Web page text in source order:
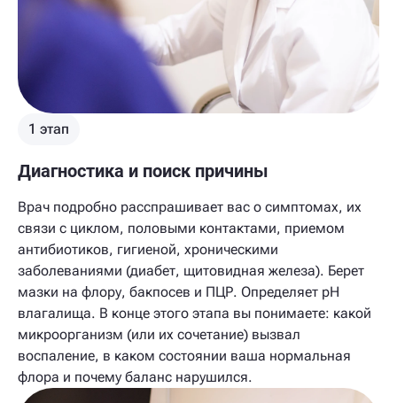
1 этап
Диагностика и поиск причины
Врач подробно расспрашивает вас о симптомах, их
связи с циклом, половыми контактами, приемом
антибиотиков, гигиеной, хроническими
заболеваниями (диабет, щитовидная железа). Берет
мазки на флору, бакпосев и ПЦР. Определяет pH
влагалища. В конце этого этапа вы понимаете: какой
микроорганизм (или их сочетание) вызвал
воспаление, в каком состоянии ваша нормальная
флора и почему баланс нарушился.